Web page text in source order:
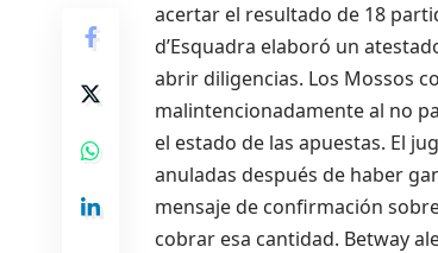
acertar el resultado de 18
d’Esquadra elaboró un
abrir diligencias. Los Mossos
malintencionadamente al no
el estado de las apuestas. El
anuladas después de haber
mensaje de confirmación
cobrar esa cantidad. Betway